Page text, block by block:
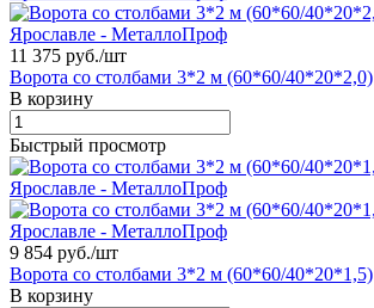
11 375 руб./шт
Ворота со столбами 3*2 м (60*60/40*20*2,0)
В корзину
Быстрый просмотр
9 854 руб./шт
Ворота со столбами 3*2 м (60*60/40*20*1,5)
В корзину